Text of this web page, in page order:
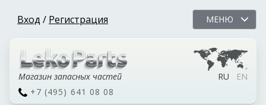
Вход / Регистрация МЕНЮ
Магазин запасных частей RU
EN
+7 (495) 641 08 08